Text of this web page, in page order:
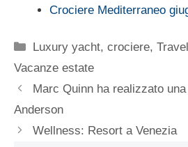
Crociere Mediterraneo
Categorie
Luxury yacht, crociere,
Vacanze estate
Marc Quinn ha realizzato
Anderson
Wellness: Resort a Venezia